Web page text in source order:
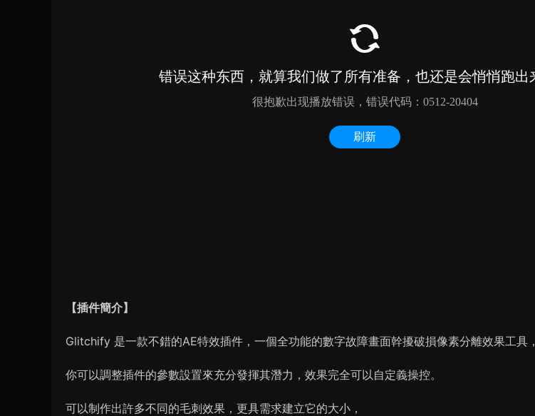
【插件簡介】
Glitchify 是一款不錯的AE特效插件，一個全功能的數字故障畫面幹擾破損像素分離效果工具，
你可以調整插件的參數設置來充分發揮其潛力，效果完全可以自定義操控。
可以制作出許多不同的毛刺效果，更具需求建立它的大小，